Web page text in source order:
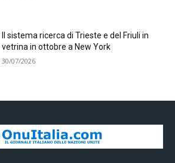
Il sistema ricerca di Trieste e del Friuli in
vetrina in ottobre a New York
30/07/2026